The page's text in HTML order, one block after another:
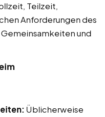
Teilzeit,
Anforderungen des
und
Üblicherweise